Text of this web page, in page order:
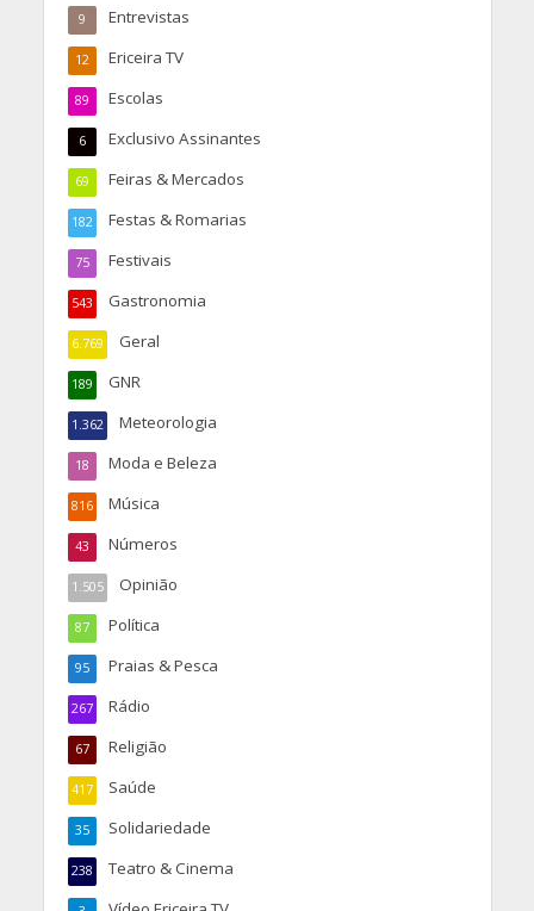
Entrevistas
9
Ericeira TV
12
Escolas
89
Exclusivo Assinantes
6
Feiras & Mercados
69
Festas & Romarias
182
Festivais
75
Gastronomia
543
Geral
6.769
GNR
189
Meteorologia
1.362
Moda e Beleza
18
Música
816
Números
43
Opinião
1.505
Política
87
Praias & Pesca
95
Rádio
267
Religião
67
Saúde
417
Solidariedade
35
Teatro & Cinema
238